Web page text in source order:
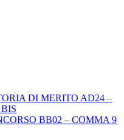
DI MERITO AD24 –
BB02 – COMMA 9